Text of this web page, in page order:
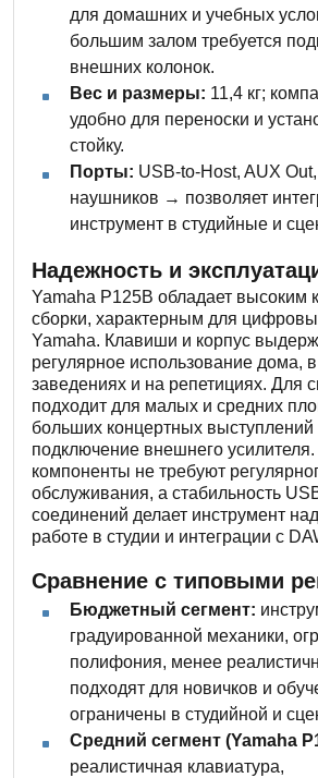
для домашних и учебных
большим залом требуется
внешних колонок.
Вес и размеры: 11,4 кг;
удобно для переноски и
стойку.
Порты: USB-to-Host, AUX
наушников → позволяет
инструмент в студийные и
Надежность и
Yamaha P125B обладает высоким
сборки, характерным для
Yamaha. Клавиши и корпус
регулярное использование дома,
заведениях и на репетициях. Для
подходит для малых и средних
больших концертных выступлений
подключение внешнего
компоненты не требуют
обслуживания, а стабильность
соединений делает инструмент
работе в студии и интеграции с
Сравнение с типовыми
Бюджетный сегмент:
градуированной механики,
полифония, менее
подходят для новичков и
ограничены в студийной и
Средний сегмент (Yamaha
реалистичная клавиатура,